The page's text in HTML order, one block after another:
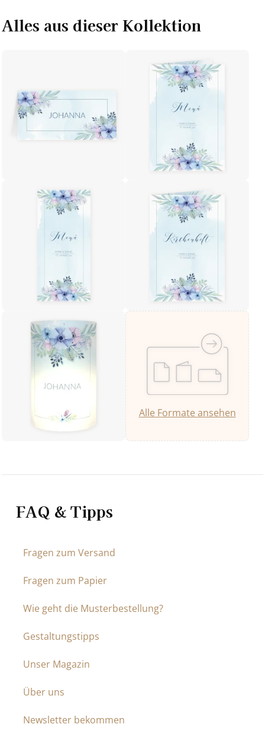
Alles aus dieser Kollektion
Alle Formate ansehen
FAQ & Tipps
Fragen zum Versand
Fragen zum Papier
Wie geht die Musterbestellung?
Gestaltungstipps
Unser Magazin
Über uns
Newsletter bekommen